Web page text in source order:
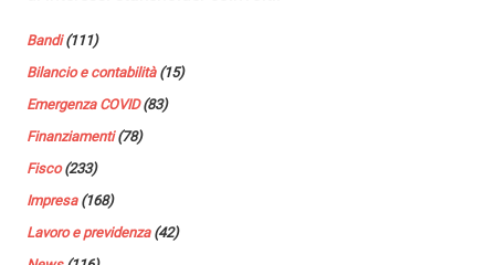
Bandi(111)
Bilancio e contabilità(15)
Emergenza COVID(83)
Finanziamenti(78)
Fisco(233)
Impresa(168)
Lavoro e previdenza(42)